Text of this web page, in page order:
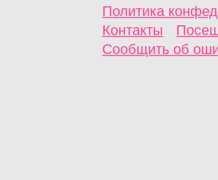
Политика
Контакты
Сообщить об